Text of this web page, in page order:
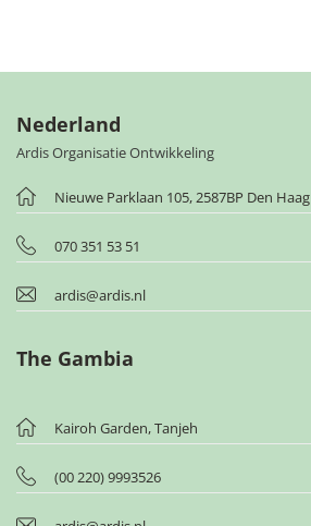
Nederland
Ardis Organisatie Ontwikkeling
Nieuwe Parklaan 105, 2587BP Den Haag
070 351 53 51
ardis@ardis.nl
The Gambia
Kairoh Garden, Tanjeh
(00 220) 9993526